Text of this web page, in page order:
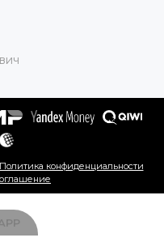
Политика конфиденциальности